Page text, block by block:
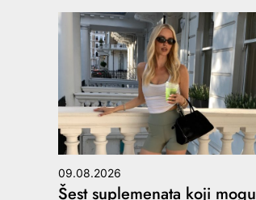
09.08.2026
Šest suplemenata koji mogu